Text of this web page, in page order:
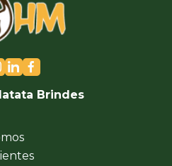
Brindes